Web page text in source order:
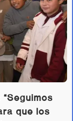
que los